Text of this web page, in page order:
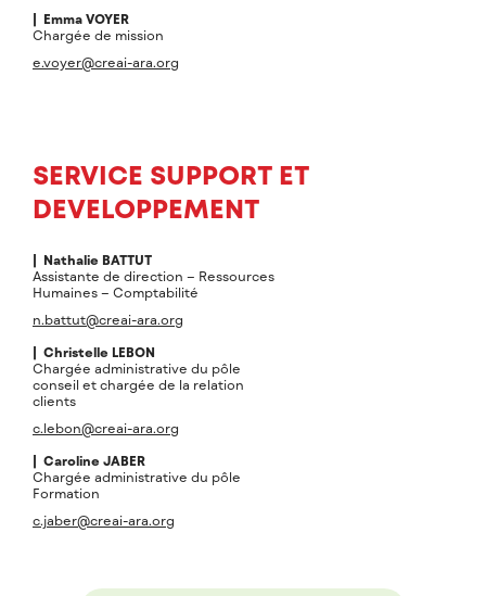
| Emma VOYER
Chargée de mission
e.voyer@creai-ara.org
SERVICE SUPPORT ET
DEVELOPPEMENT
| Nathalie BATTUT
Assistante de direction – Ressources
Humaines – Comptabilité
n.battut@creai-ara.org
| Christelle LEBON
Chargée administrative du pôle
conseil et chargée de la relation
clients
c.lebon@creai-ara.org
| Caroline JABER
Chargée administrative du pôle
Formation
c.jaber@creai-ara.org